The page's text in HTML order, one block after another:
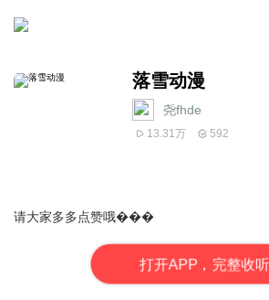
落雪动漫
尧fhde
13.31万 592
请大家多多点赞哦���
打开APP，完整收听